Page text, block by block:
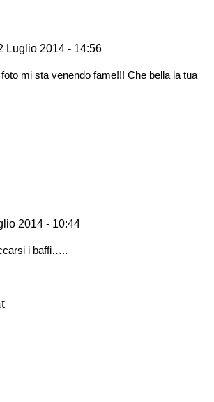
Luglio 2014 - 14:56
mi sta venendo fame!!! Che bella la tua
2014 - 10:44
i baffi…..